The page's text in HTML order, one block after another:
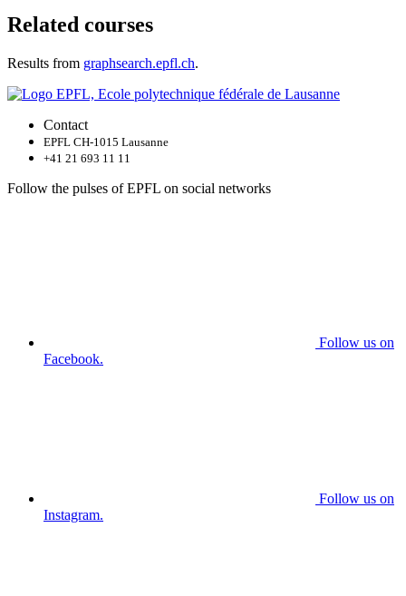
Related courses
Results from graphsearch.epfl.ch.
Contact
EPFL CH-1015 Lausanne
+41 21 693 11 11
Follow the pulses of EPFL on social networks
Follow us on
Facebook.
Follow us on
Instagram.